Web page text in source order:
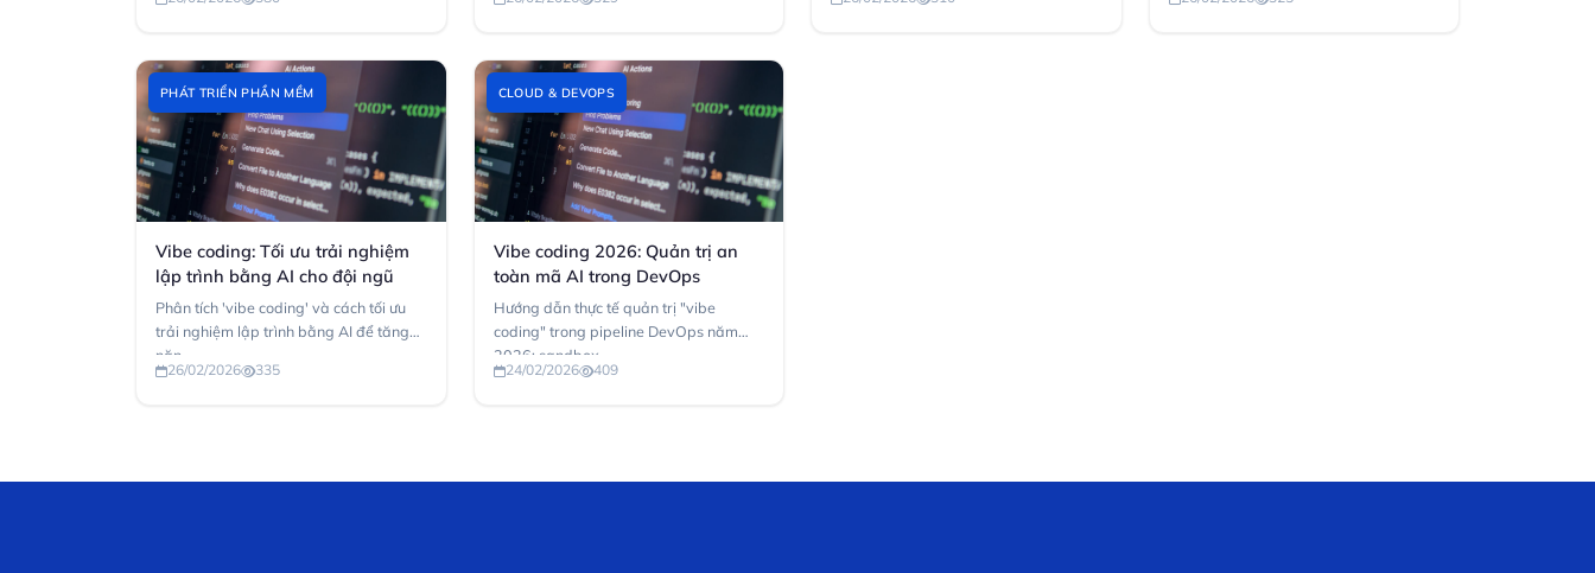
PHÁT TRIỂN PHẦN MỀM
Vibe coding: Tối ưu trải nghiệm
lập trình bằng AI cho đội ngũ
Phân tích 'vibe coding' và cách tối ưu
trải nghiệm lập trình bằng AI để tăng
năn...
26/02/2026 335
CLOUD & DEVOPS
Vibe coding 2026: Quản trị an
toàn mã AI trong DevOps
Hướng dẫn thực tế quản trị "vibe
coding" trong pipeline DevOps năm
2026: sandbox...
24/02/2026 409